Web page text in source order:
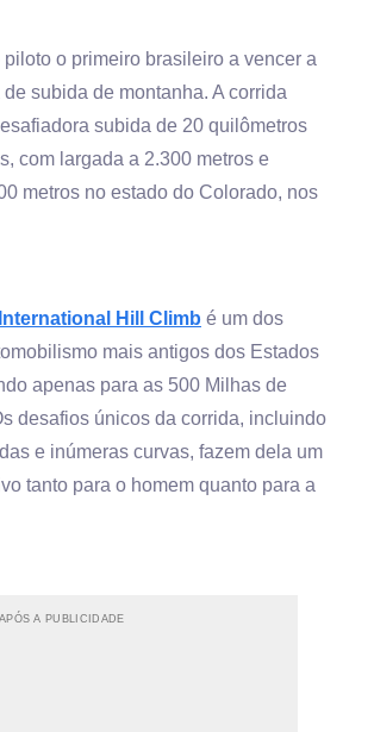
piloto o primeiro brasileiro a vencer a
subida de montanha. A corrida
subida de 20 quilômetros
com largada a 2.300 metros e
metros no estado do Colorado, nos
Hill Climb é um dos
mais antigos dos Estados
apenas para as 500 Milhas de
desafios únicos da corrida, incluindo
e inúmeras curvas, fazem dela um
tanto para o homem quanto para a
A PUBLICIDADE